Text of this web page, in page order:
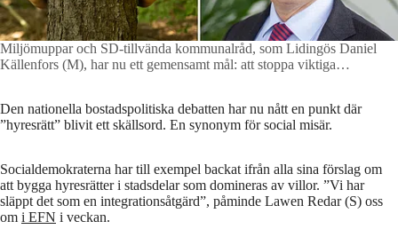
Miljömuppar och SD-tillvända kommunalråd, som Lidingös Daniel
Källenfors (M), har nu ett gemensamt mål: att stoppa viktiga
Den nationella bostadspolitiska debatten har nu nått en punkt där
”hyresrätt” blivit ett skällsord. En synonym för social misär.
Socialdemokraterna har till exempel backat ifrån alla sina förslag om
att bygga hyresrätter i stadsdelar som domineras av villor. ”Vi har
släppt det som en integrationsåtgärd”, påminde Lawen Redar (S) oss
om i EFN i veckan.